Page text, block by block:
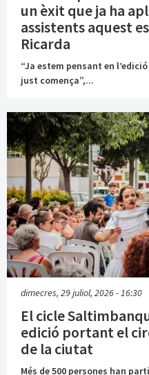
un èxit que ja ha
assistents aquest
Ricarda
“Ja estem pensant en
just comença”,...
dimecres, 29 juliol, 2026 - 16:30
El cicle
edició portant el
de la ciutat
Més de 500 persones han